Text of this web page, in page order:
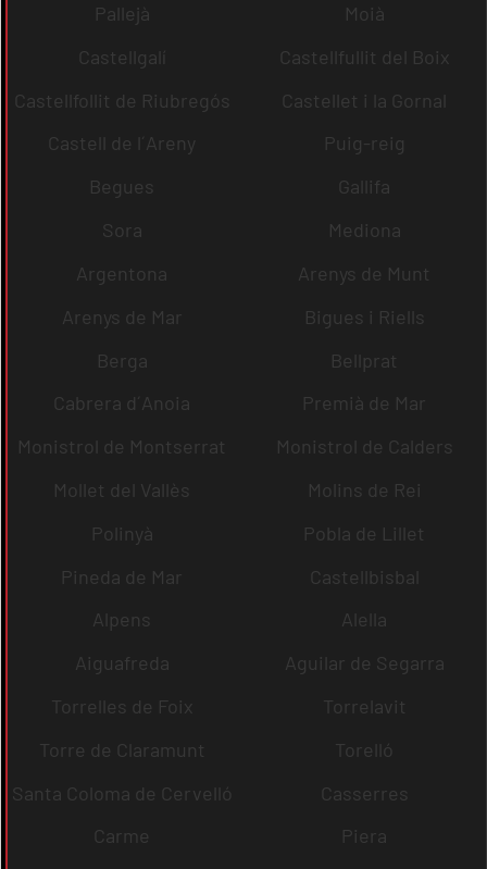
Pallejà
Moià
Castellgalí
Castellfullit del Boix
Castellfollit de Riubregós
Castellet i la Gornal
Castell de l´Areny
Puig-reig
Begues
Gallifa
Sora
Mediona
Argentona
Arenys de Munt
Arenys de Mar
Bigues i Riells
Berga
Bellprat
Cabrera d´Anoia
Premià de Mar
Monistrol de Montserrat
Monistrol de Calders
Mollet del Vallès
Molins de Rei
Polinyà
Pobla de Lillet
Pineda de Mar
Castellbisbal
Alpens
Alella
Aiguafreda
Aguilar de Segarra
Torrelles de Foix
Torrelavit
Torre de Claramunt
Torelló
Santa Coloma de Cervelló
Casserres
Carme
Piera